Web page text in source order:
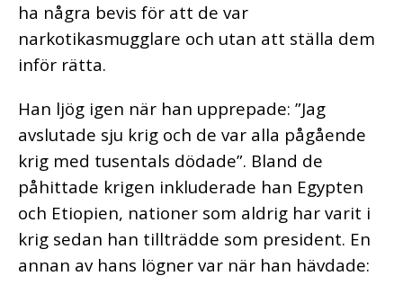
ha några bevis för att de var
narkotikasmugglare och utan att ställa dem
inför rätta.
Han ljög igen när han upprepade: ”Jag
avslutade sju krig och de var alla pågående
krig med tusentals dödade”. Bland de
påhittade krigen inkluderade han Egypten
och Etiopien, nationer som aldrig har varit i
krig sedan han tillträdde som president. En
annan av hans lögner var när han hävdade: